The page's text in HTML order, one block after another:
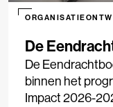
De
De
binnen het
Impact 2026-